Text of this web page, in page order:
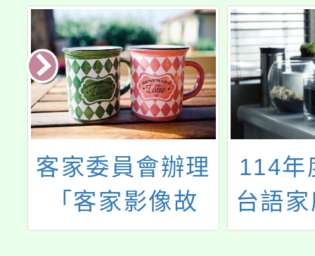
客家委員會辦理
「客家影像故
事」徵件
114年
台語
台語